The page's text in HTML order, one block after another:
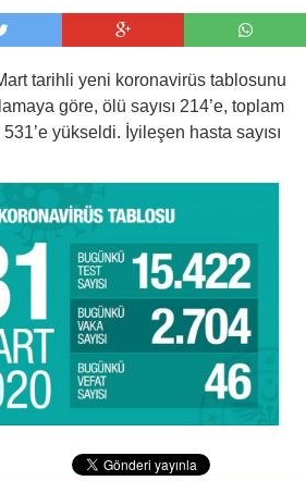
tarihli yeni koronavirüs tablosunu
göre, ölü sayısı 214’e, toplam
yükseldi. İyileşen hasta sayısı